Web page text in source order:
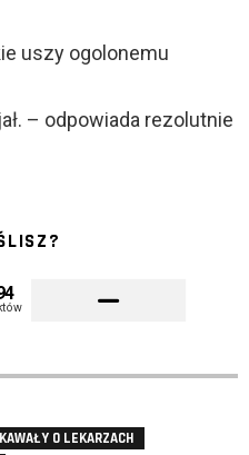
uszy ogolonemu
– odpowiada rezolutnie
KAWAŁY O LEKARZACH